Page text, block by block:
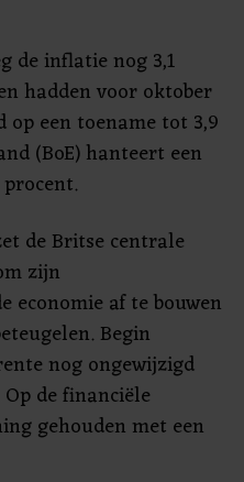
de inflatie nog 3,1
hadden voor oktober
op een toename tot 3,9
(BoE) hanteert een
de Britse centrale
zijn
economie af te bouwen
Begin
nog ongewijzigd
de financiële
gehouden met een